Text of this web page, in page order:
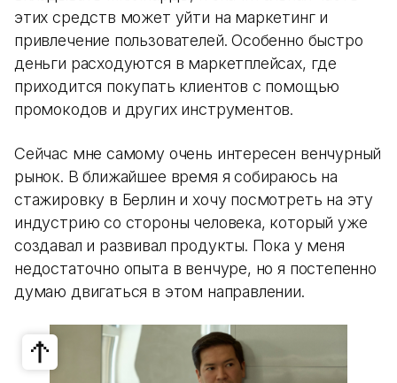
этих средств может уйти на маркетинг и
привлечение пользователей. Особенно быстро
деньги расходуются в маркетплейсах, где
приходится покупать клиентов с помощью
промокодов и других инструментов.
Сейчас мне самому очень интересен венчурный
рынок. В ближайшее время я собираюсь на
стажировку в Берлин и хочу посмотреть на эту
индустрию со стороны человека, который уже
создавал и развивал продукты. Пока у меня
недостаточно опыта в венчуре, но я постепенно
думаю двигаться в этом направлении.